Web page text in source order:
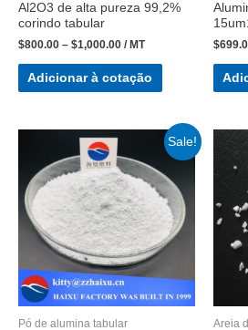
Al2O3 de alta pureza 99,2%
corindo tabular
$800.00 – $1,000.00 / MT
Adicionar à cotação
$
Sale!
Pó de alumina tabular Areia